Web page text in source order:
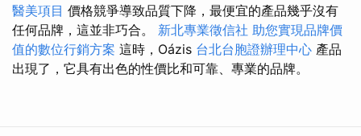
醫美項目 價格競爭導致品質下降，最便宜的產品幾乎沒有
任何品牌，這並非巧合。 新北專業徵信社 助您實現品牌價
值的數位行銷方案 這時，Oázis 台北台胞證辦理中心 產品
出現了，它具有出色的性價比和可靠、專業的品牌。